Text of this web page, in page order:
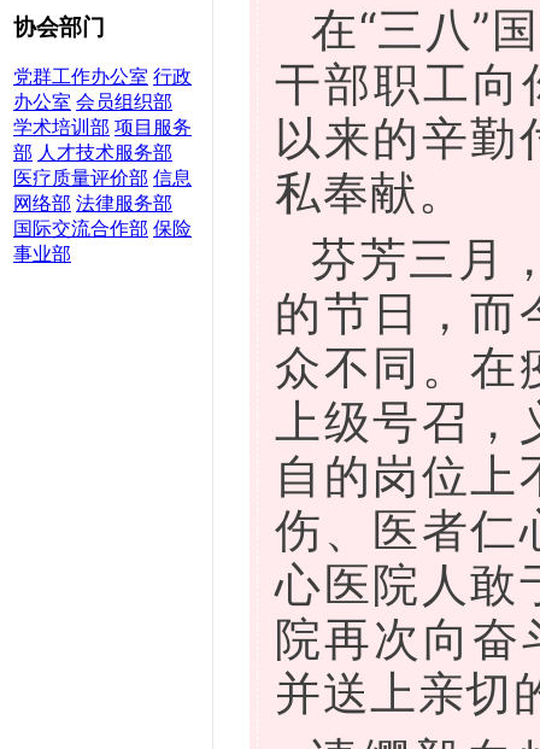
协会部门
党群工作办公室 行政
办公室 会员组织部
学术培训部 项目服务
部 人才技术服务部
医疗质量评价部 信息
网络部 法律服务部
国际交流合作部 保险
事业部
在“三八”
干部职工向
以来的辛勤
私奉献。
芬芳三月
的节日，而
众不同。在
上级号召
自的岗位上
伤、医者仁
心医院人敢
院再次向奋
并送上亲切